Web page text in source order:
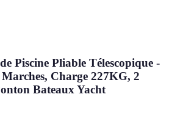
Piscine Pliable Télescopique -
Charge 227KG, 2
Bateaux Yacht